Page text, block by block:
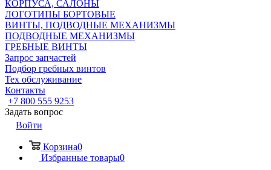
КОРПУСА, САЛОНЫ
ЛОГОТИПЫ БОРТОВЫЕ
ВИНТЫ, ПОДВОДНЫЕ МЕХАНИЗМЫ
ПОДВОДНЫЕ МЕХАНИЗМЫ
ГРЕБНЫЕ ВИНТЫ
Запрос запчастей
Подбор гребных винтов
Тех обслуживание
Контакты
+7 800 555 9253
Задать вопрос
Войти
Корзина0
Избранные товары0